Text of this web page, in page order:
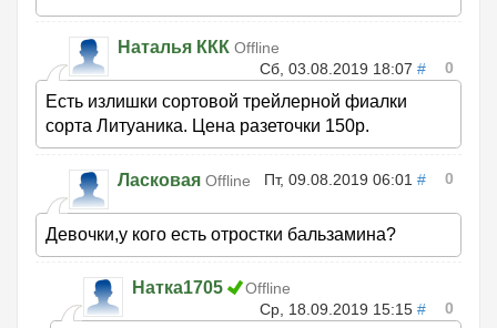
Наталья ККК Offline
Сб, 03.08.2019 18:07 # 0
Есть излишки сортовой трейлерной фиалки
сорта Литуаника. Цена разеточки 150р.
Ласковая Offline Пт, 09.08.2019 06:01 # 0
Девочки,у кого есть отростки бальзамина?
Натка1705
Offline
Ср, 18.09.2019 15:15 # 0